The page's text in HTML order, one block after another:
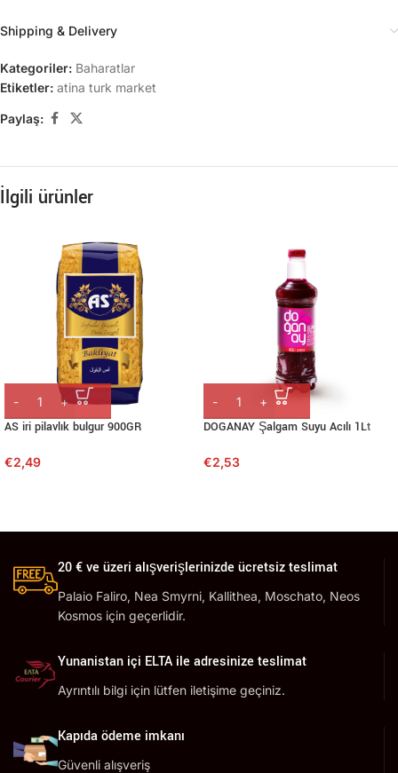
Shipping & Delivery
Kategoriler: Baharatlar
Etiketler: atina turk market
Paylaş:
İlgili ürünler
AS iri pilavlık bulgur 900GR
€2,49
DOGANAY Şalgam Suyu Acılı 1Lt
€2,53
20 € ve üzeri alışverişlerinizde ücretsiz teslimat
Palaio Faliro, Nea Smyrni, Kallithea, Moschato, Neos
Kosmos için geçerlidir.
Yunanistan içi ELTA ile adresinize teslimat
Ayrıntılı bilgi için lütfen iletişime geçiniz.
Kapıda ödeme imkanı
Güvenli alışveriş